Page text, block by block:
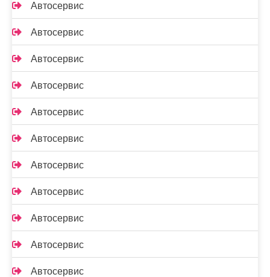
Автосервис
Автосервис
Автосервис
Автосервис
Автосервис
Автосервис
Автосервис
Автосервис
Автосервис
Автосервис
Автосервис